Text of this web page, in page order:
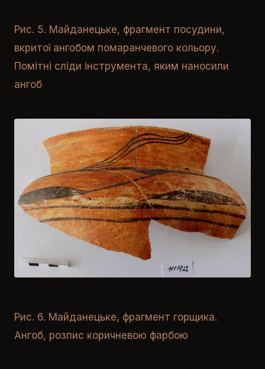
Рис. 5. Майданецьке, фрагмент посудини,
вкритої ангобом помаранчевого кольору.
Помітні сліди інструмента, яким наносили
ангоб
Рис. 6. Майданецьке, фрагмент горщика.
Ангоб, розпис коричневою фарбою